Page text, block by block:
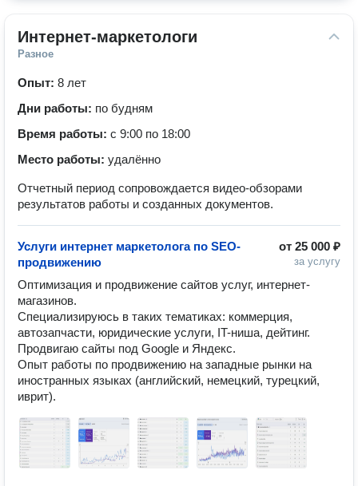
Интернет-маркетологи
Разное
Опыт: 8 лет
Дни работы: по будням
Время работы: с 9:00 по 18:00
Место работы: удалённо
Отчетный период сопровождается видео-обзорами
результатов работы и созданных документов.
от 25 000 ₽
за услугу
Услуги интернет маркетолога по SEO-
продвижению
Оптимизация и продвижение сайтов услуг, интернет-
магазинов.
Специализируюсь в таких тематиках: коммерция,
автозапчасти, юридические услуги, IT-ниша, дейтинг.
Продвигаю сайты под Google и Яндекс.
Опыт работы по продвижению на западные рынки на
иностранных языках (английский, немецкий, турецкий,
иврит).